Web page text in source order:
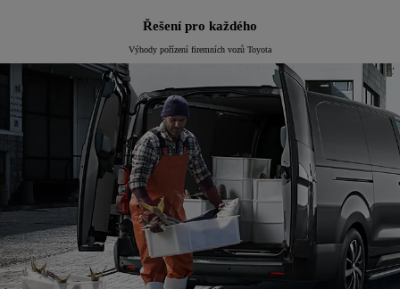
Řešení pro každého
Výhody pořízení firemních vozů Toyota